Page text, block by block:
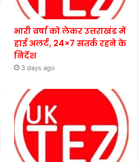
भारी वर्षा को लेकर उत्तराखंड में
हाई अलर्ट, 24×7 सतर्क रहने के
निर्देश
3 days ago